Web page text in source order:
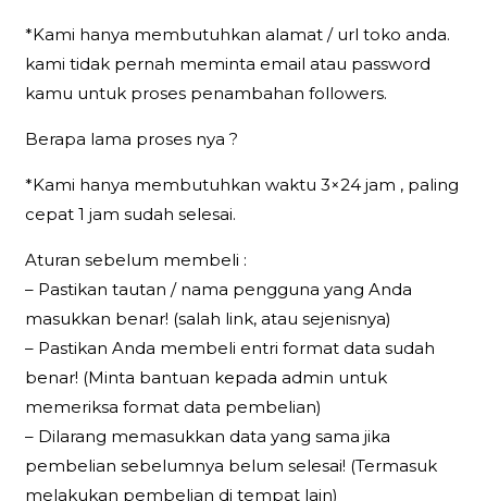
*Kami hanya membutuhkan alamat / url toko anda.
kami tidak pernah meminta email atau password
kamu untuk proses penambahan followers.
Berapa lama proses nya ?
*Kami hanya membutuhkan waktu 3×24 jam , paling
cepat 1 jam sudah selesai.
Aturan sebelum membeli :
– Pastikan tautan / nama pengguna yang Anda
masukkan benar! (salah link, atau sejenisnya)
– Pastikan Anda membeli entri format data sudah
benar! (Minta bantuan kepada admin untuk
memeriksa format data pembelian)
– Dilarang memasukkan data yang sama jika
pembelian sebelumnya belum selesai! (Termasuk
melakukan pembelian di tempat lain)